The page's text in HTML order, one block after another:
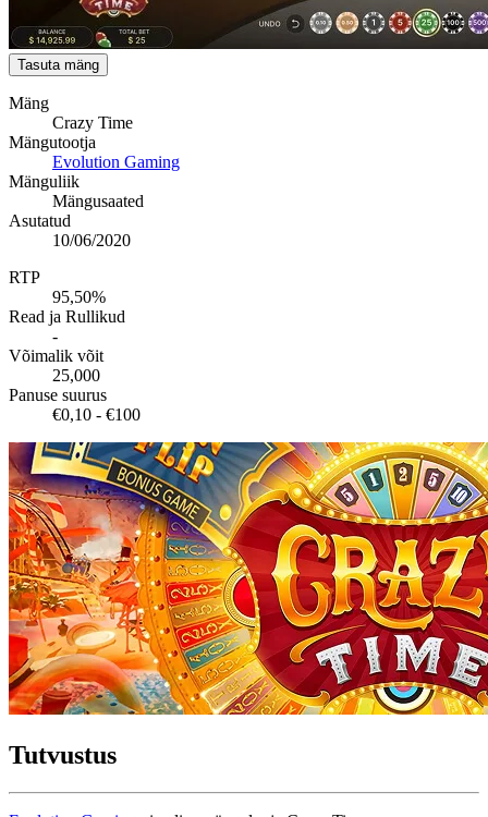
Tasuta mäng
Mäng
Crazy Time
Mängutootja
Evolution Gaming
Mänguliik
Mängusaated
Asutatud
10/06/2020
RTP
95,50%
Read ja Rullikud
-
Võimalik võit
25,000
Panuse suurus
€0,10 - €100
Tutvustus